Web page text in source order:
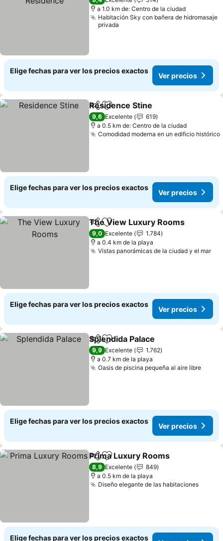
a 1.0 km de: Centro de la ciudad
Habitación Sky con bañera de hidromasaje
privada
Elige fechas para ver los precios exactos
Ver precios
CompartirAgregar a favoritos
Residence Stine
9,6 Excelente
619
a 0.5 km de: Centro de la ciudad
Comodidad moderna en un edificio histórico
Elige fechas para ver los precios exactos
Ver precios
Compartir
Agregar a favoritos
The View Luxury Rooms
9,0 Excelente
1.784
a 0.4 km de la playa
Vistas panorámicas de la ciudad y el mar
Elige fechas para ver los precios exactos
Ver precios
CompartirAgregar a favoritos
Splendida Palace
9,9 Excelente
1.762
a 0.7 km de la playa
Oasis de piscina pequeña al aire libre
Elige fechas para ver los precios exactos
Ver precios
CompartirAgregar a favoritos
Prima Luxury Rooms
8,9 Excelente
849
a 0.5 km de la playa
Diseño elegante de las habitaciones
Elige fechas para ver los precios exactos